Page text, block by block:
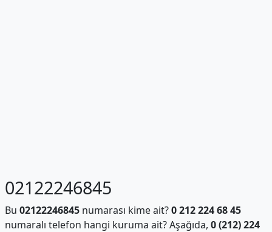
02122246845
Bu 02122246845numarası kime ait?0 212 224 68 45
numaralı telefon hangi kuruma ait? Aşağıda, 0 (212) 224